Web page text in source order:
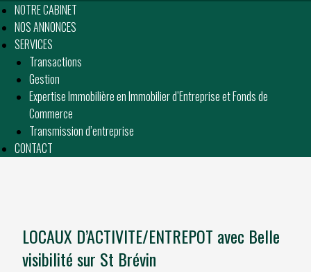
NOTRE CABINET
NOS ANNONCES
SERVICES
Transactions
Gestion
Expertise Immobilière en Immobilier d’Entreprise et Fonds de
Commerce
Transmission d’entreprise
CONTACT
LOCAUX D’ACTIVITE/ENTREPOT avec Belle
visibilité sur St Brévin